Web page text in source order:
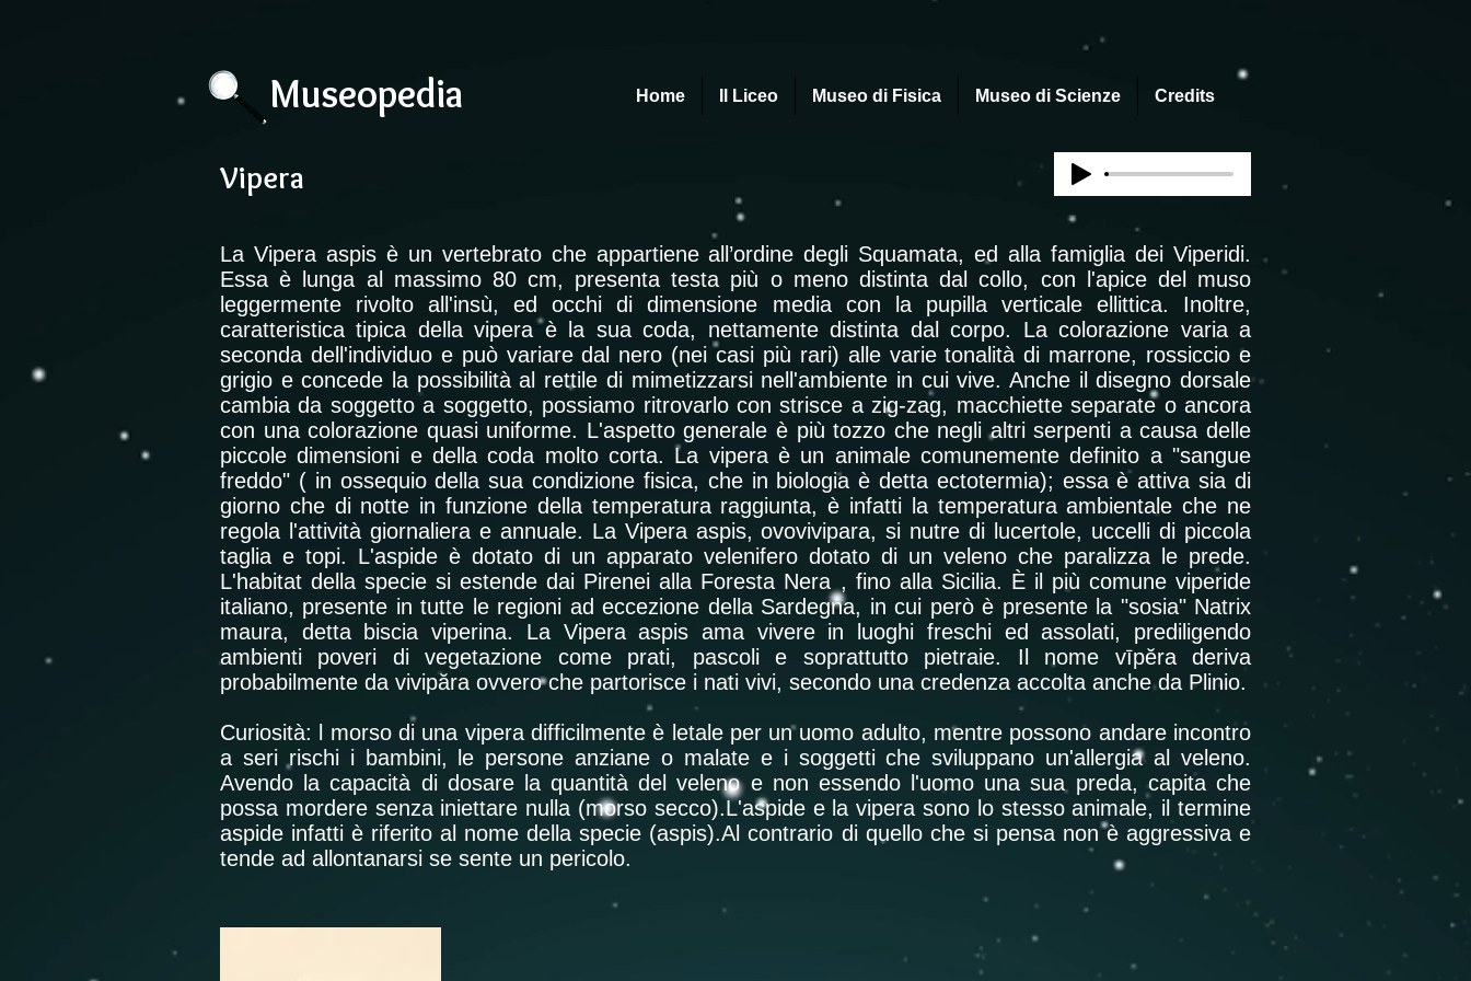
Vipera
La Vipera aspis è un vertebrato che appartiene all’ordine degli Squamata, ed alla famiglia dei Viperidi.
Essa è lunga al massimo 80 cm, presenta testa più o meno distinta dal collo, con l'apice del muso
leggermente rivolto all'insù, ed occhi di dimensione media con la pupilla verticale ellittica. Inoltre,
caratteristica tipica della vipera è la sua coda, nettamente distinta dal corpo. La colorazione varia a
seconda dell'individuo e può variare dal nero (nei casi più rari) alle varie tonalità di marrone, rossiccio e
grigio e concede la possibilità al rettile di mimetizzarsi nell'ambiente in cui vive. Anche il disegno dorsale
cambia da soggetto a soggetto, possiamo ritrovarlo con strisce a zig-zag, macchiette separate o ancora
con una colorazione quasi uniforme. L'aspetto generale è più tozzo che negli altri serpenti a causa delle
piccole dimensioni e della coda molto corta. La vipera è un animale comunemente definito a "sangue
freddo" ( in ossequio della sua condizione fisica, che in biologia è detta ectotermia); essa è attiva sia di
giorno che di notte in funzione della temperatura raggiunta, è infatti la temperatura ambientale che ne
regola l'attività giornaliera e annuale. La Vipera aspis, ovovivipara, si nutre di lucertole, uccelli di piccola
taglia e topi. L'aspide è dotato di un apparato velenifero dotato di un veleno che paralizza le prede.
L'habitat della specie si estende dai Pirenei alla Foresta Nera , fino alla Sicilia. È il più comune viperide
italiano, presente in tutte le regioni ad eccezione della Sardegna, in cui però è presente la "sosia" Natrix
maura, detta biscia viperina. La Vipera aspis ama vivere in luoghi freschi ed assolati, prediligendo
ambienti poveri di vegetazione come prati, pascoli e soprattutto pietraie. Il nome vīpĕra deriva
probabilmente da vivipăra ovvero che partorisce i nati vivi, secondo una credenza accolta anche da Plinio.
Curiosità: l morso di una vipera difficilmente è letale per un uomo adulto, mentre possono andare incontro
a seri rischi i bambini, le persone anziane o malate e i soggetti che sviluppano un'allergia al veleno.
Avendo la capacità di dosare la quantità del veleno e non essendo l'uomo una sua preda, capita che
possa mordere senza iniettare nulla (morso secco).L'aspide e la vipera sono lo stesso animale, il termine
aspide infatti è riferito al nome della specie (aspis).Al contrario di quello che si pensa non è aggressiva e
tende ad allontanarsi se sente un pericolo.
Museopedia Home Il Liceo Museo di Fisica Museo di Scienze Credits